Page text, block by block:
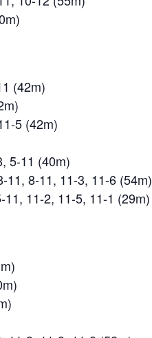
(42m)
5 (42m)
5-11 (40m)
11, 8-11, 11-3, 11-6 (54m)
11-2, 11-5, 11-1 (29m)